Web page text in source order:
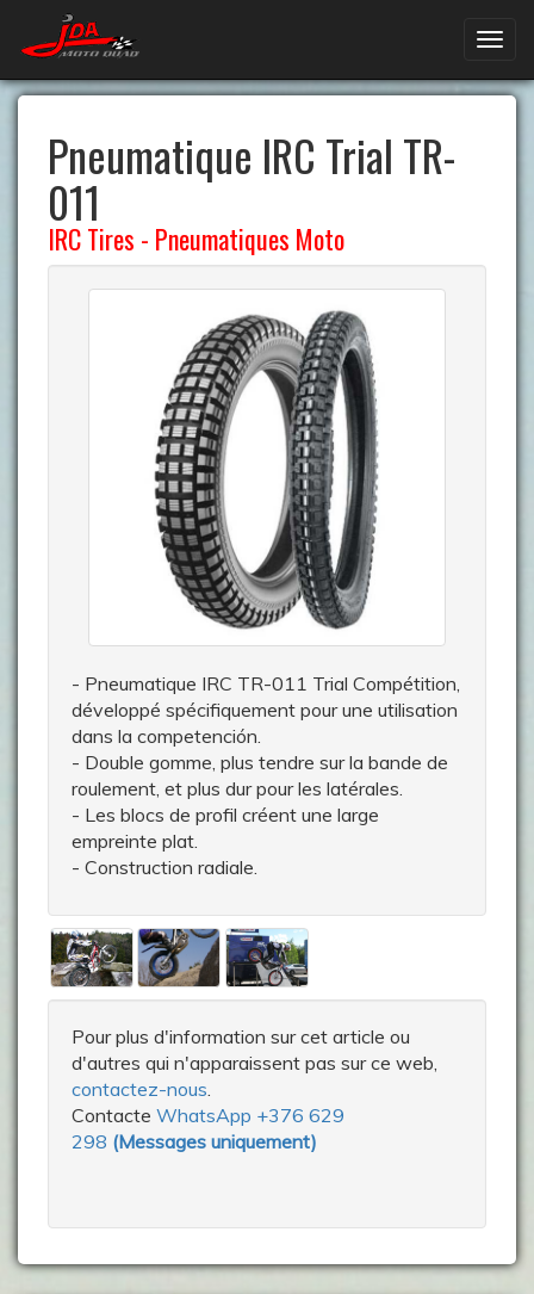
Pneumatique IRC Trial TR-
011
IRC Tires - Pneumatiques Moto
- Pneumatique IRC TR-011 Trial Compétition,
développé spécifiquement pour une utilisation
dans la competención.
- Double gomme, plus tendre sur la bande de
roulement, et plus dur pour les latérales.
- Les blocs de profil créent une large
empreinte plat.
- Construction radiale.
Pour plus d'information sur cet article ou
d'autres qui n'apparaissent pas sur ce web,
contactez-nous
Contacte WhatsApp +376 629
298 (Messages uniquement)